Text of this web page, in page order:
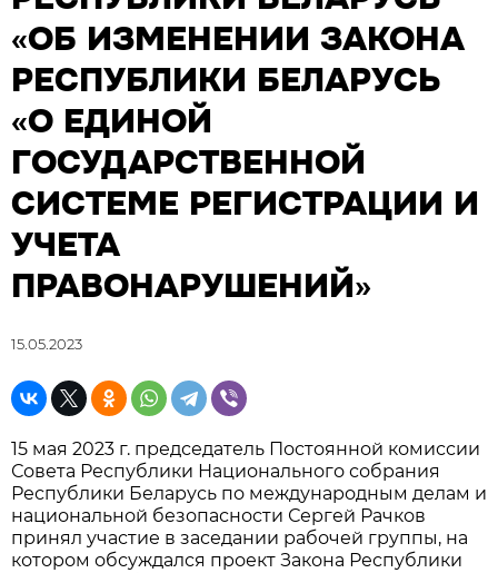
«ОБ ИЗМЕНЕНИИ ЗАКОНА
РЕСПУБЛИКИ БЕЛАРУСЬ
«О ЕДИНОЙ
ГОСУДАРСТВЕННОЙ
СИСТЕМЕ РЕГИСТРАЦИИ И
УЧЕТА
ПРАВОНАРУШЕНИЙ»
15.05.2023
15 мая 2023 г. председатель Постоянной комиссии
Совета Республики Национального собрания
Республики Беларусь по международным делам и
национальной безопасности Сергей Рачков
принял участие в заседании рабочей группы, на
котором обсуждался проект Закона Республики